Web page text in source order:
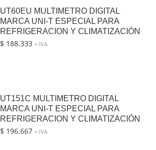
UT60EU MULTIMETRO DIGITAL
MARCA UNI-T ESPECIAL PARA
REFRIGERACION Y CLIMATIZACIÓN
$ 188.333 + IVA
UT151C MULTIMETRO DIGITAL
MARCA UNI-T ESPECIAL PARA
REFRIGERACION Y CLIMATIZACIÓN
$ 196.667 + IVA